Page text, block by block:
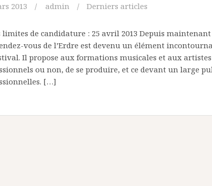
2013 admin Derniers articles
limites de candidature : 25 avril 2013 Depuis
vous de l’Erdre est devenu un élément
Il propose aux formations musicales et aux artistes
ou non, de se produire, et ce devant un large
[…]